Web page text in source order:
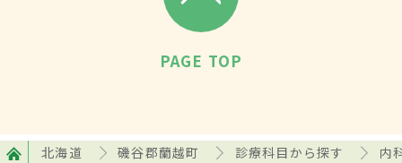
PAGE TOP
北海道 磯谷郡蘭越町 診療科目から探す 内